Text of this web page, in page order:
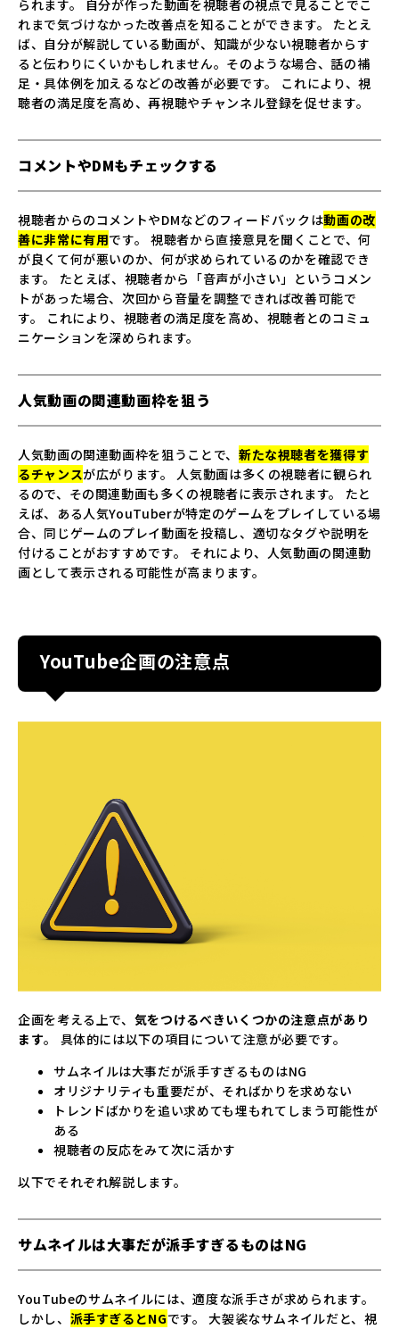
られます。 自分が作った動画を視聴者の視点で見ることでこ
れまで気づけなかった改善点を知ることができます。 たとえ
ば、自分が解説している動画が、知識が少ない視聴者からす
ると伝わりにくいかもしれません。そのような場合、話の補
足・具体例を加えるなどの改善が必要です。 これにより、視
聴者の満足度を高め、再視聴やチャンネル登録を促せます。
コメントやDMもチェックする
視聴者からのコメントやDMなどのフィードバックは動画の改
善に非常に有用です。 視聴者から直接意見を聞くことで、何
が良くて何が悪いのか、何が求められているのかを確認でき
ます。 たとえば、視聴者から「音声が小さい」というコメン
トがあった場合、次回から音量を調整できれば改善可能で
す。 これにより、視聴者の満足度を高め、視聴者とのコミュ
ニケーションを深められます。
人気動画の関連動画枠を狙う
人気動画の関連動画枠を狙うことで、 新たな視聴者を獲得す
るチャンスが広がります。 人気動画は多くの視聴者に観られ
るので、その関連動画も多くの視聴者に表示されます。 たと
えば、ある人気YouTuberが特定のゲームをプレイしている場
合、同じゲームのプレイ動画を投稿し、適切なタグや説明を
付けることがおすすめです。 それにより、人気動画の関連動
画として表示される可能性が高まります。
YouTube企画の注意点
企画を考える上で、 気をつけるべきいくつかの注意点があり
ます。 具体的には以下の項目について注意が必要です。
サムネイルは大事だが派手すぎるものはNG
オリジナリティも重要だが、そればかりを求めない
トレンドばかりを追い求めても埋もれてしまう可能性が
ある
視聴者の反応をみて次に活かす
以下でそれぞれ解説します。
サムネイルは大事だが派手すぎるものはNG
YouTubeのサムネイルには、適度な派手さが求められます。
しかし、 派手すぎるとNGです。 大袈裟なサムネイルだと、視